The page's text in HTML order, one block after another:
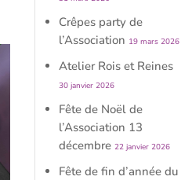
Crêpes party de
l’Association 19 mars 2026
Atelier Rois et Reines
30 janvier 2026
Fête de Noël de
l’Association 13
décembre 22 janvier 2026
Fête de fin d’année du